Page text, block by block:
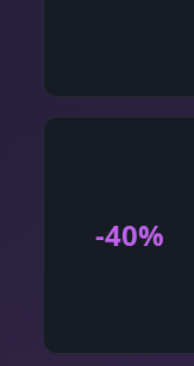
-40%